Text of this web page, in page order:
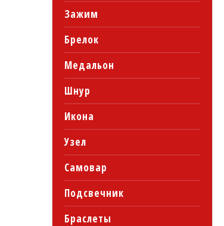
Зажим
Брелок
Медальон
Шнур
Икона
Узел
Самовар
Подсвечник
Браслеты